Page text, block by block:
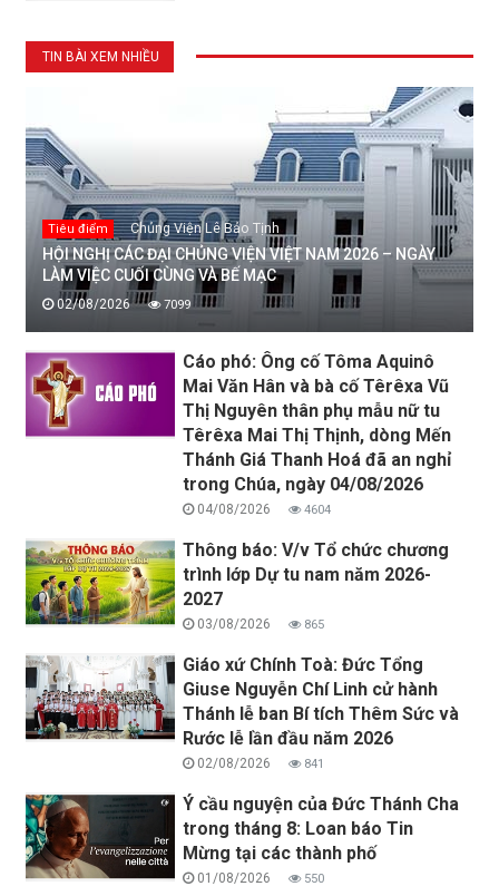
TIN BÀI XEM NHIỀU
Tiêu điểm Chủng Viện Lê Bảo Tịnh
HỘI NGHỊ CÁC ĐẠI CHỦNG VIỆN VIỆT NAM 2026 – NGÀY
LÀM VIỆC CUỐI CÙNG VÀ BẾ MẠC
02/08/2026 7099
Cáo phó: Ông cố Tôma Aquinô
Mai Văn Hân và bà cố Têrêxa Vũ
Thị Nguyên thân phụ mẫu nữ tu
Têrêxa Mai Thị Thịnh, dòng Mến
Thánh Giá Thanh Hoá đã an nghỉ
trong Chúa, ngày 04/08/2026
04/08/2026 4604
Thông báo: V/v Tổ chức chương
trình lớp Dự tu nam năm 2026-
2027
03/08/2026 865
Giáo xứ Chính Toà: Đức Tổng
Giuse Nguyễn Chí Linh cử hành
Thánh lễ ban Bí tích Thêm Sức và
Rước lễ lần đầu năm 2026
02/08/2026 841
Ý cầu nguyện của Đức Thánh Cha
trong tháng 8: Loan báo Tin
Mừng tại các thành phố
01/08/2026 550